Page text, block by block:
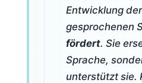
Entwicklung der
gesprochenen
fördert. Sie
Sprache,
unterstützt sie.